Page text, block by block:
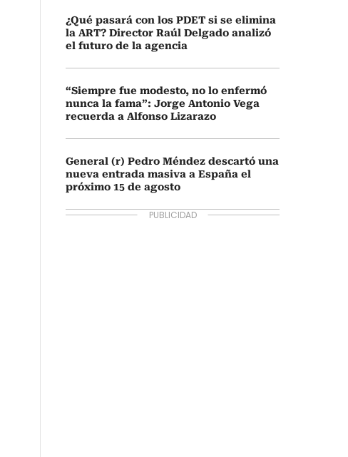
¿Qué pasará con los PDET si se elimina
la ART? Director Raúl Delgado analizó
el futuro de la agencia
“Siempre fue modesto, no lo enfermó
nunca la fama”: Jorge Antonio Vega
recuerda a Alfonso Lizarazo
General (r) Pedro Méndez descartó una
nueva entrada masiva a España el
próximo 15 de agosto